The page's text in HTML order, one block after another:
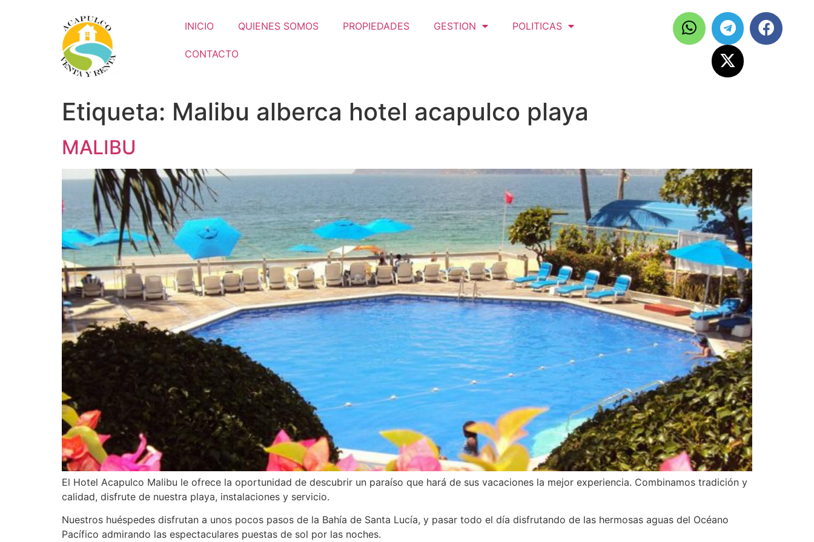
INICIO QUIENES SOMOS PROPIEDADES GESTION POLITICAS
CONTACTO
Etiqueta: Malibu alberca hotel acapulco playa
MALIBU
El Hotel Acapulco Malibu le ofrece la oportunidad de descubrir un paraíso que hará de sus vacaciones la mejor experiencia. Combinamos tradición y
calidad, disfrute de nuestra playa, instalaciones y servicio.
Nuestros huéspedes disfrutan a unos pocos pasos de la Bahía de Santa Lucía, y pasar todo el día disfrutando de las hermosas aguas del Océano
Pacífico admirando las espectaculares puestas de sol por las noches.